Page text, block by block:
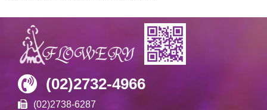
(02)2732-4966
(02)2738-6287